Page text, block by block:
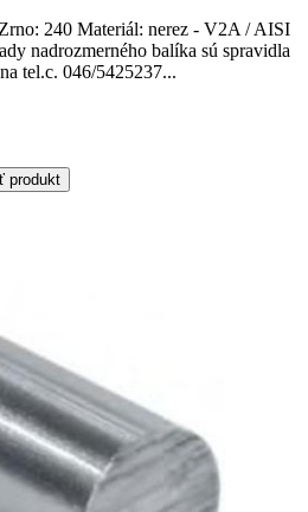
240 Materiál: nerez - V2A / AISI
nadrozmerného balíka sú spravidla
tel.c. 046/5425237...
produkt